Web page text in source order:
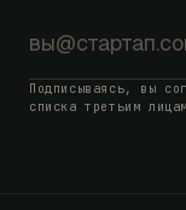
Подписываясь, вы
списка третьим